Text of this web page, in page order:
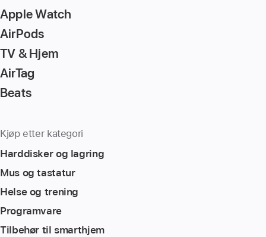
Apple Watch
AirPods
TV & Hjem
AirTag
Beats
Kjøp etter kategori
Harddisker og lagring
Mus og tastatur
Helse og trening
Programvare
Tilbehør til smarthjem